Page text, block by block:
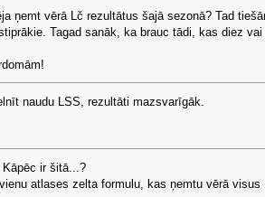
ņemt vērā Lč rezultātus šajā sezonā? Tad
Tagad sanāk, ka brauc tādi, kas diez vai
naudu LSS, rezultāti mazsvarīgāk.
ir šitā...?
atlases zelta formulu, kas ņemtu vērā visus